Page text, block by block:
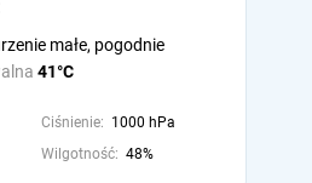
41°C
małe, pogodnie
Ciśnienie: 1000 hPa
Wilgotność: 48%